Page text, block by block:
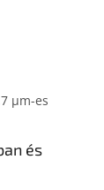
μm-es
és